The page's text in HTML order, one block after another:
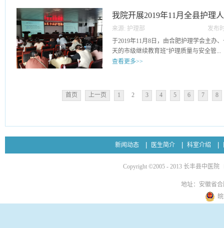
治时机，导致病情恶化，甚至危及生命。
素逐一提出了相应的指导，整台讲座，深
气，受到在场老年朋友的好评。
我院开展2019年11月全县护理
来源: 护理部
发布
14
于2019年11月8日，由合肥护理学会主办
天的市级继续教育班“护理质量与安全管...
了合肥市护理学会理事长、主任护师张建
安医大四附院副院长、主任护师高翠英等
血压患者进行健康教育指明了方向。下
出详细解释。11月9日上午，高翠英专家
诊过程中的风险及护理安全管理。并通
重症患者转运过程中的注意事项、方法
午，任俊翠专家讲述了护理安全管理和
查看更多>>
首页 上一页 1 2 3 4 5 6 7 8
新闻动态 医生简介 科室介绍
Copyright ©2005 - 2013 长丰县中医院
地址：安徽省